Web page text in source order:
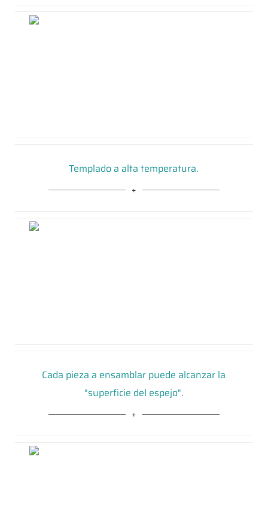
Cada pieza a ensamblar puede alcanzar la
"superficie del espejo".
Templado a alta temperatura.